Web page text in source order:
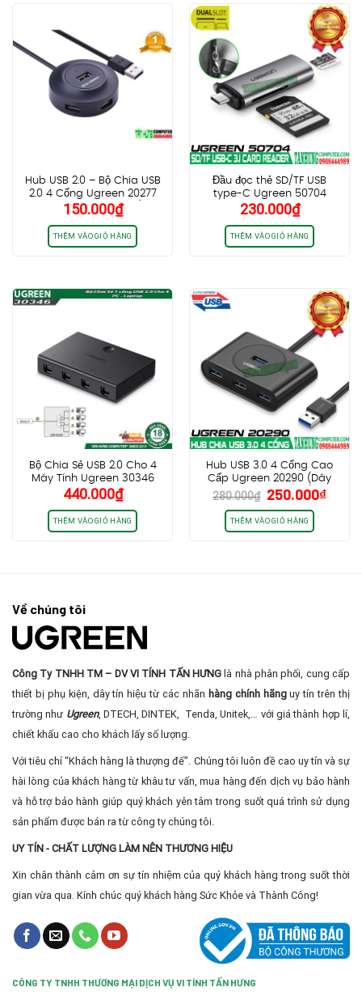
Hub USB 2.0 – Bộ Chia USB
2.0 4 Cổng Ugreen 20277
Cao Cấp Chính Hãng (Màu
150.000₫
THÊM VÀO GIỎ HÀNG
Đầu đọc thẻ SD/TF USB
type-C Ugreen 50704
230.000₫
THÊM VÀO GIỎ HÀNG
Bộ Chia Sẻ USB 2.0 Cho 4
Máy Tính Ugreen 30346
440.000₫
THÊM VÀO GIỎ HÀNG
Hub USB 3.0 4 Cổng Cao
Cấp Ugreen 20290 (Dây
dài 50cm, Black)
280.000₫ Giá
gốc
là:
280.000₫.
250.000₫Giá
THÊM VÀO GIỎ HÀNG
Về chúng tôi
Công Ty TNHH TM – DV VI TÍNH TẤN HƯNG là nhà phân phối, cung cấp
thiết bị phụ kiện, dây tín hiệu từ các nhãn hàng chính hãnguy tín trên thị
trường như Ugreen, DTECH, DINTEK, Tenda, Unitek,… với giá thành hợp lí,
chiết khấu cao cho khách lấy số lượng.
Với tiêu chí “Khách hàng là thượng đế”. Chúng tôi luôn đề cao uy tín và sự
hài lòng của khách hàng từ khâu tư vấn, mua hàng đến dịch vụ bảo hành
và hỗ trợ bảo hành giúp quý khách yên tâm trong suốt quá trình sử dụng
sản phẩm được bán ra từ công ty chúng tôi.
UY TÍN - CHẤT LƯỢNG LÀM NÊN THƯƠNG HIỆU
Xin chân thành cảm ơn sự tín nhiệm của quý khách hàng trong suốt thời
gian vừa qua. Kính chúc quý khách hàng Sức Khỏe và Thành Công!
CÔNG TY TNHH THƯƠNG MẠI DỊCH VỤ VI TÍNH TẤN HƯNG